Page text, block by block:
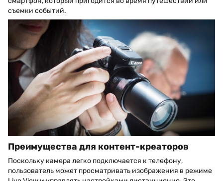
съемки событий.
Преимущества для контент-креаторов
Поскольку камера легко подключается к телефону,
пользователь может просматривать изображения в режиме